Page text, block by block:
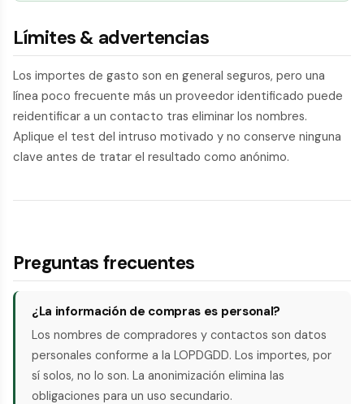
Límites & advertencias
Los importes de gasto son en general seguros, pero una
línea poco frecuente más un proveedor identificado puede
reidentificar a un contacto tras eliminar los nombres.
Aplique el test del intruso motivado y no conserve ninguna
clave antes de tratar el resultado como anónimo.
Preguntas frecuentes
¿La información de compras es personal?
Los nombres de compradores y contactos son datos
personales conforme a la LOPDGDD. Los importes, por
sí solos, no lo son. La anonimización elimina las
obligaciones para un uso secundario.